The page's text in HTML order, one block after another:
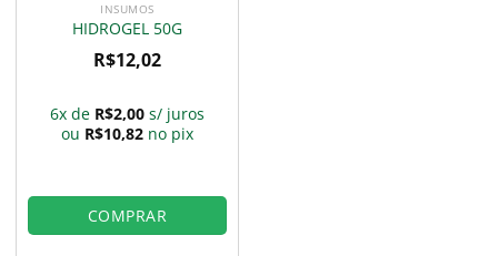
INSUMOS
HIDROGEL 50G
R$12,02
6x de R$2,00 s/ juros
ou R$10,82 no pix
COMPRAR